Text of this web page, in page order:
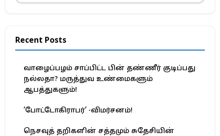
Recent Posts
வாழைப்பழம் சாப்பிட்ட பின் தண்ணீர் குடிப்பது
நல்லதா? மருத்துவ உண்மைகளும்
ஆபத்துகளும்!
’போட்டோகிராபர்’ -விமர்சனம்!
நெசவுத் தறிகளின் சத்தமும் சுதேசியின்